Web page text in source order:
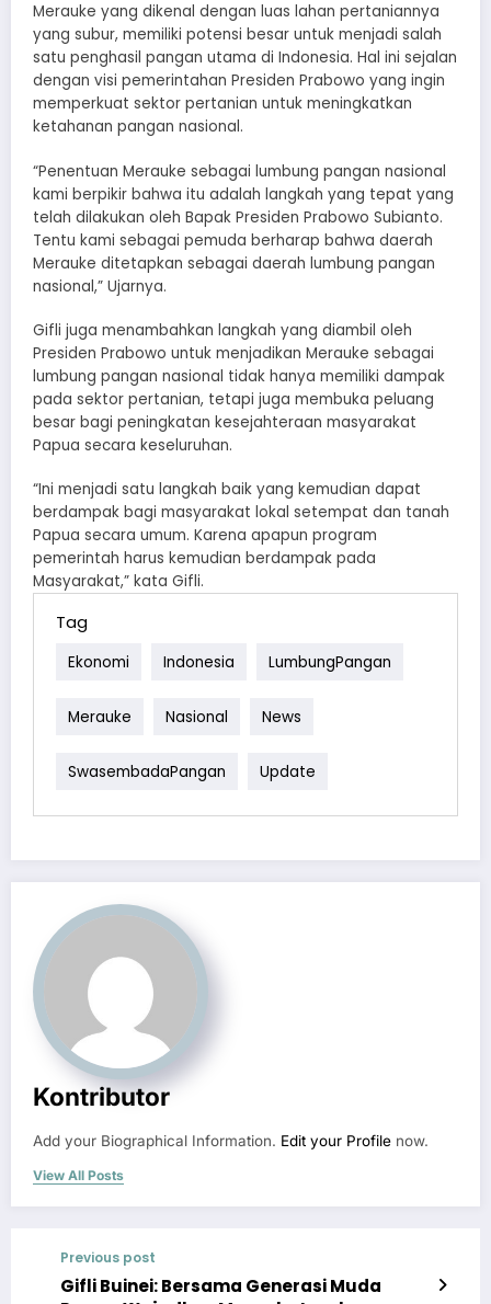
Merauke yang dikenal dengan luas lahan pertaniannya
yang subur, memiliki potensi besar untuk menjadi salah
satu penghasil pangan utama di Indonesia. Hal ini sejalan
dengan visi pemerintahan Presiden Prabowo yang ingin
memperkuat sektor pertanian untuk meningkatkan
ketahanan pangan nasional.
“Penentuan Merauke sebagai lumbung pangan nasional
kami berpikir bahwa itu adalah langkah yang tepat yang
telah dilakukan oleh Bapak Presiden Prabowo Subianto.
Tentu kami sebagai pemuda berharap bahwa daerah
Merauke ditetapkan sebagai daerah lumbung pangan
nasional,” Ujarnya.
Gifli juga menambahkan langkah yang diambil oleh
Presiden Prabowo untuk menjadikan Merauke sebagai
lumbung pangan nasional tidak hanya memiliki dampak
pada sektor pertanian, tetapi juga membuka peluang
besar bagi peningkatan kesejahteraan masyarakat
Papua secara keseluruhan.
“Ini menjadi satu langkah baik yang kemudian dapat
berdampak bagi masyarakat lokal setempat dan tanah
Papua secara umum. Karena apapun program
pemerintah harus kemudian berdampak pada
Masyarakat,” kata Gifli.
Tag
Ekonomi Indonesia LumbungPangan
Merauke Nasional News
SwasembadaPangan Update
Kontributor
Add your Biographical Information. Edit your Profile now.
View All Posts
Previous post
Gifli Buinei: Bersama Generasi Muda